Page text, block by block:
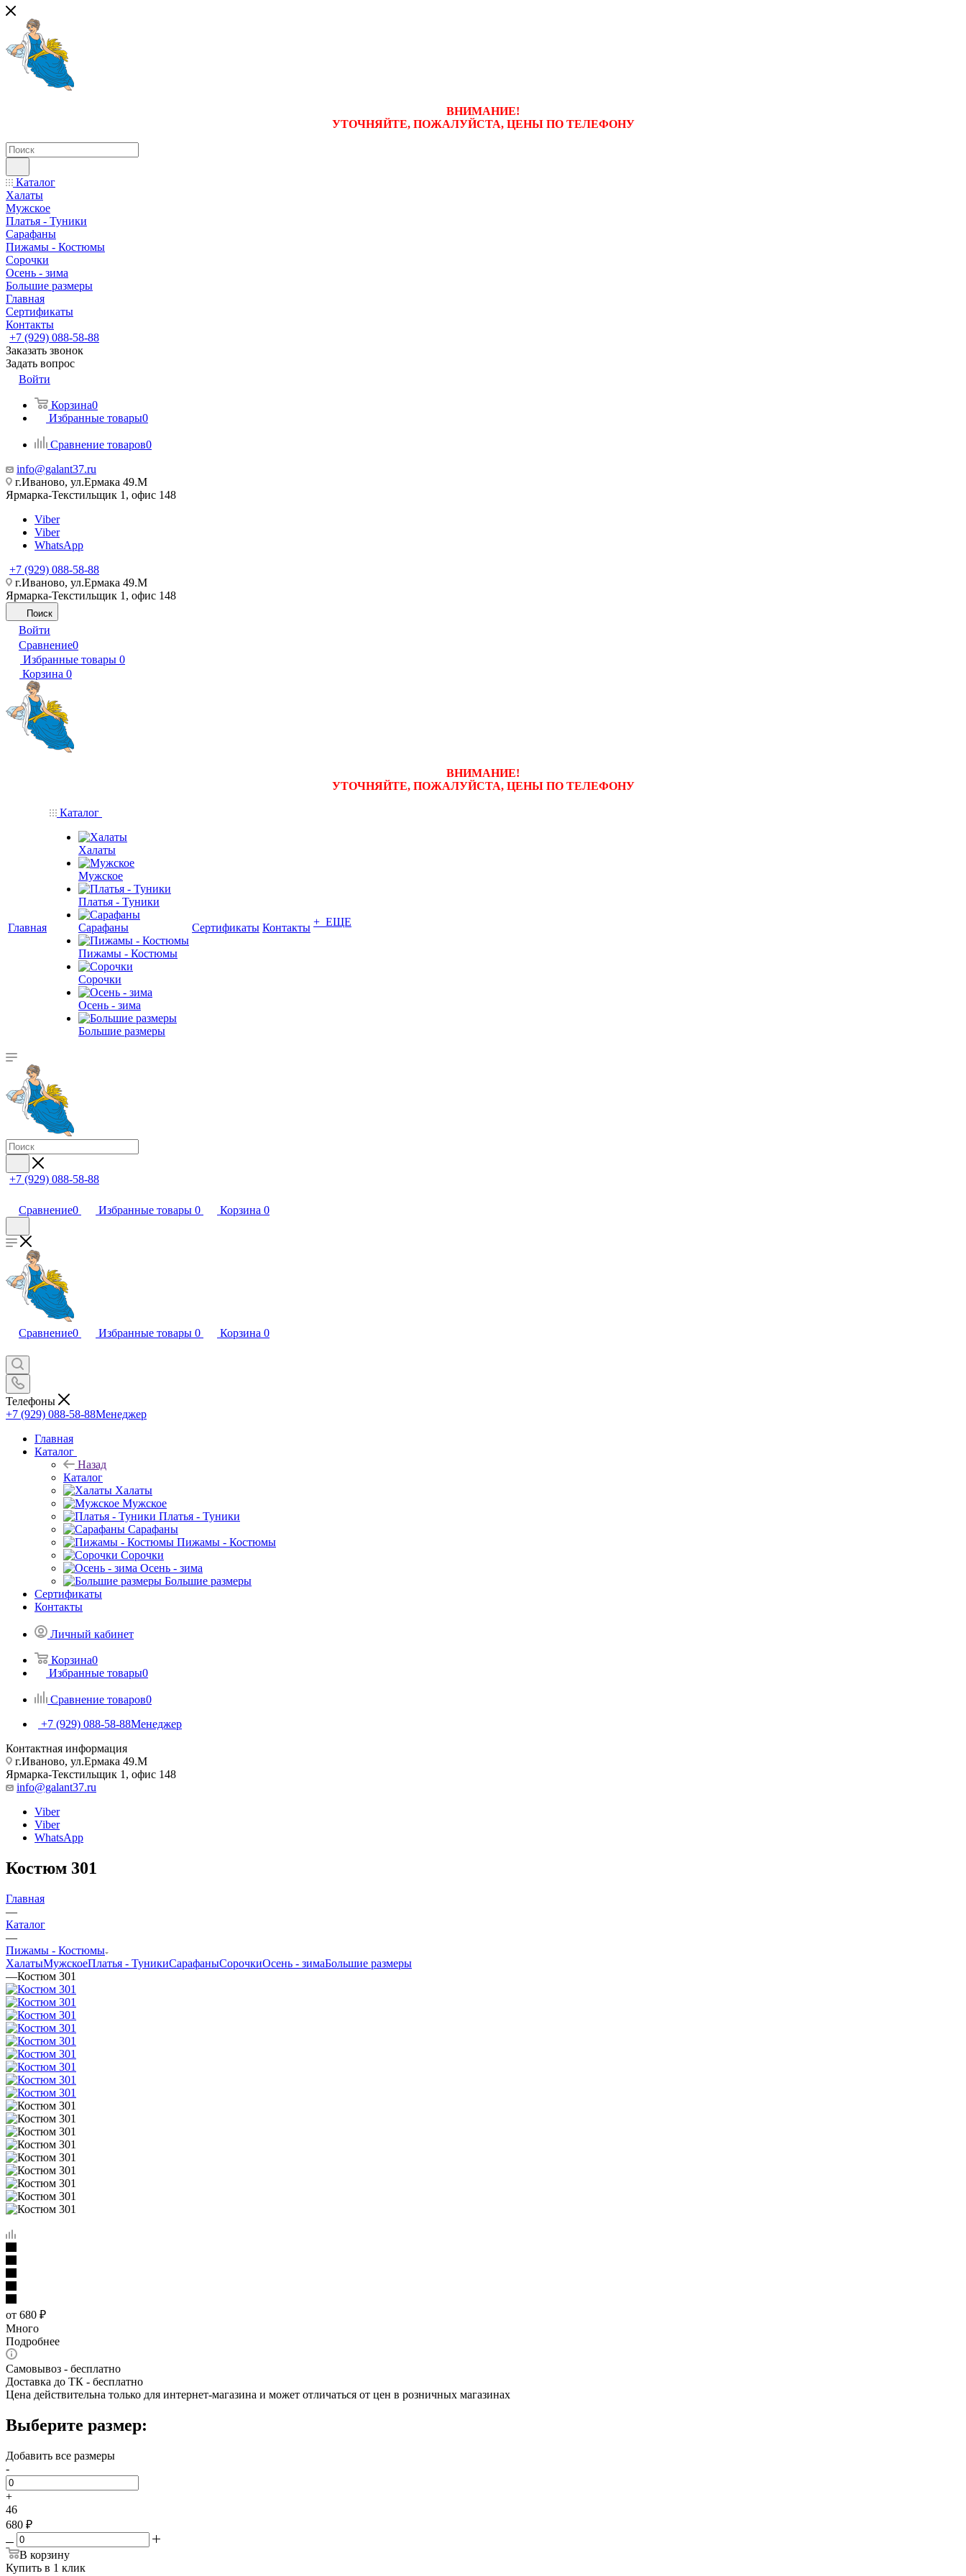
ВНИМАНИЕ!
УТОЧНЯЙТЕ, ПОЖАЛУЙСТА, ЦЕНЫ ПО ТЕЛЕФОНУ
Каталог
Халаты
Мужское
Платья - Туники
Сарафаны
Пижамы - Костюмы
Сорочки
Oсень - зима
Большие размеры
Главная
Сертификаты
Контакты
+7 (929) 088-58-88
Заказать звонок
Задать вопрос
Войти
Корзина0
Избранные товары0
Сравнение товаров0
info@galant37.ru
г.Иваново, ул.Ермака 49.M
Ярмарка-Текстильщик 1, офис 148
Viber
Viber
WhatsApp
+7 (929) 088-58-88
г.Иваново, ул.Ермака 49.M
Ярмарка-Текстильщик 1, офис 148
Поиск
Войти
Сравнение0
Избранные товары 0
Корзина 0
ВНИМАНИЕ!
УТОЧНЯЙТЕ, ПОЖАЛУЙСТА, ЦЕНЫ ПО ТЕЛЕФОНУ
Главная
Каталог
Халаты
Мужское
Платья - Туники
Сарафаны
Пижамы - Костюмы
Сорочки
Oсень - зима
Большие размеры
Сертификаты Контакты + ЕЩЕ
+7 (929) 088-58-88
Сравнение0 Избранные товары 0 Корзина 0
Сравнение0 Избранные товары 0 Корзина 0
Телефоны
+7 (929) 088-58-88Менеджер
Главная
Каталог
Назад
Каталог
Халаты
Мужское
Платья - Туники
Сарафаны
Пижамы - Костюмы
Сорочки
Oсень - зима
Большие размеры
Сертификаты
Контакты
Личный кабинет
Корзина0
Избранные товары0
Сравнение товаров0
+7 (929) 088-58-88Менеджер
Контактная информация
г.Иваново, ул.Ермака 49.M
Ярмарка-Текстильщик 1, офис 148
info@galant37.ru
Viber
Viber
WhatsApp
Костюм 301
Главная
—
Каталог
—
Пижамы - Костюмы
ХалатыМужскоеПлатья - ТуникиСарафаныСорочкиOсень - зимаБольшие размеры
—Костюм 301
от 680 ₽
Много
Подробнее
Самовывоз - бесплатно
Доставка до ТК - бесплатно
Цена действительна только для интернет-магазина и может отличаться от цен в розничных магазинах
Выберите размер:
Добавить все размеры
-
+
46
680 ₽
В корзину
Купить в 1 клик